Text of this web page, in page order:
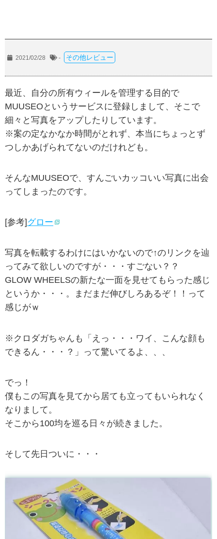
2021/02/28 - その他レビュー
最近、自分の所有ウィールを管理する目的で
MUUSEOというサービスに登録しまして、そこで
細々と写真をアップしたりしています。
※案の定なかなか時間がとれず、本当にちょっとず
つしかあげられてないのだけれども。
そんなMUUSEOで、すんごいカッコいい写真に出会
ってしまったのです。
[参考] グロー
写真を転載するわけにはいかないので↑のリンクを辿
ってみて欲しいのですが・・・すごない？？
GLOW WHEELSの新たな一面を見せてもらった感じ
というか・・・。まだまだ伸びしろあるぞ！！って
感じがｗ
※クロダガちゃんも「えっ・・・ワイ、こんな顔も
できるん・・・？」って驚いてるよ、、、
でっ！
僕もこの写真を見てから居ても立ってもいられなく
なりまして。
そこから100均を巡る日々が続きました。
そして先日ついに・・・